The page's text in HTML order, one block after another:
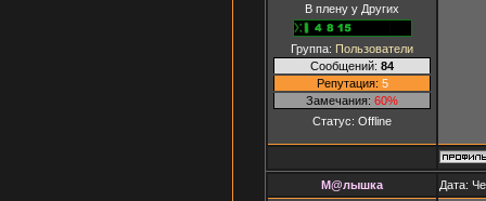
В плену у Других
Группа: Пользователи
Сообщений: 84
Репутация: 5
Замечания: 60%
Статус: Offline
М@лышка Дата: